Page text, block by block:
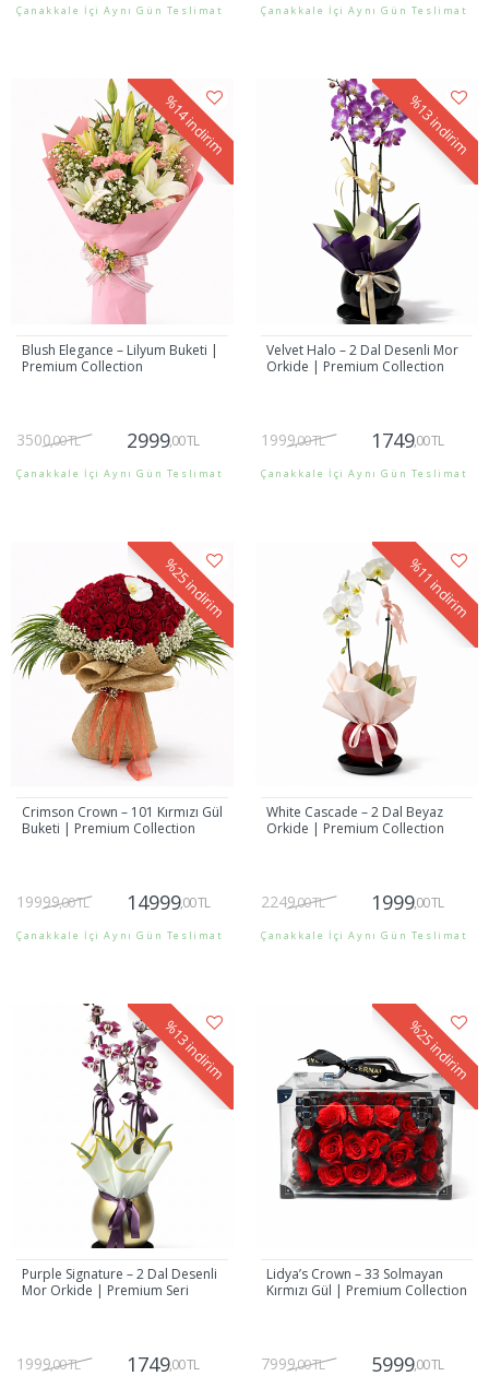
Çanakkale İçi Aynı Gün Teslimat Çanakkale İçi Aynı Gün Teslimat
%14
indirim
Blush Elegance – Lilyum Buketi |
Premium Collection
3500,00 TL 2999,00 TL
Çanakkale İçi Aynı Gün Teslimat
%13
indirim
Velvet Halo – 2 Dal Desenli Mor
Orkide | Premium Collection
1999,00 TL 1749,00 TL
Çanakkale İçi Aynı Gün Teslimat
%25
indirim
Crimson Crown – 101 Kırmızı Gül
Buketi | Premium Collection
19999,00 TL 14999,00 TL
Çanakkale İçi Aynı Gün Teslimat
%11
indirim
White Cascade – 2 Dal Beyaz
Orkide | Premium Collection
2249,00 TL 1999,00 TL
Çanakkale İçi Aynı Gün Teslimat
%13
indirim
Purple Signature – 2 Dal Desenli
Mor Orkide | Premium Seri
1999,00 TL 1749,00 TL
%25
indirim
Lidya’s Crown – 33 Solmayan
Kırmızı Gül | Premium Collection
7999,00 TL 5999,00 TL